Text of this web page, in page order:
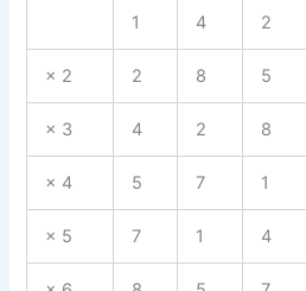
1 4 2
× 2 2 8 5
× 3 4 2 8
× 4 5 7 1
× 5 7 1 4